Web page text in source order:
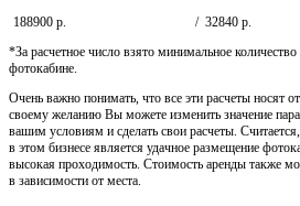
188900 р. / 32840 р.
*За расчетное число взято минимальное
фотокабине.
Очень важно понимать, что все эти расчеты носят
своему желанию Вы можете изменить значение
вашим условиям и сделать свои расчеты.
в этом бизнесе является удачное размещение
высокая проходимость. Стоимость аренды также
в зависимости от места.